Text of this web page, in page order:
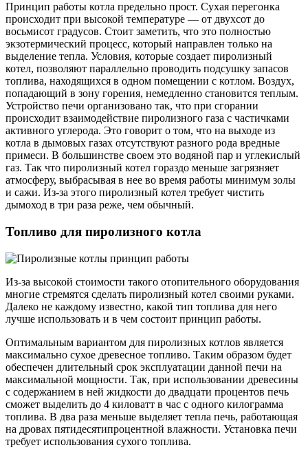
Принцип работы котла предельно прост. Сухая перегонка
происходит при высокой температуре — от двухсот до
восьмисот градусов. Стоит заметить, что это полностью
экзотермический процесс, который направлен только на
выделение тепла. Условия, которые создает пиролизный
котел, позволяют параллельно проводить подсушку запасов
топлива, находящихся в одном помещении с котлом. Воздух,
попадающий в зону горения, немедленно становится теплым.
Устройство печи организовано так, что при сгорании
происходит взаимодействие пиролизного газа с частичками
активного углерода. Это говорит о том, что на выходе из
котла в дымовых газах отсутствуют разного рода вредные
примеси. В большинстве своем это водяной пар и углекислый
газ. Так что пиролизный котел гораздо меньше загрязняет
атмосферу, выбрасывая в нее во время работы минимум золы
и сажи. Из-за этого пиролизный котел требует чистить
дымоход в три раза реже, чем обычный.
Топливо для пиролизного котла
Из-за высокой стоимости такого отопительного оборудования
многие стремятся сделать пиролизный котел своими руками.
Далеко не каждому известно, какой тип топлива для него
лучше использовать и в чем состоит принцип работы.
Оптимальным вариантом для пиролизных котлов является
максимально сухое древесное топливо. Таким образом будет
обеспечен длительный срок эксплуатации данной печи на
максимальной мощности. Так, при использовании древесины
с содержанием в ней жидкости до двадцати процентов печь
сможет выделить до 4 киловатт в час с одного килограмма
топлива. В два раза меньше выделяет тепла печь, работающая
на дровах пятидесятипроцентной влажности. Установка печи
требует использования сухого топлива.